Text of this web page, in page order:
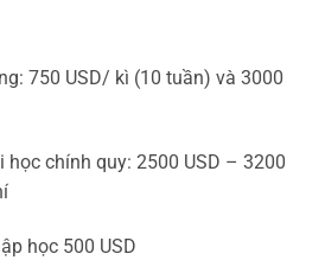
750 USD/ kì (10 tuần) và 3000
học chính quy: 2500 USD – 3200
học 500 USD